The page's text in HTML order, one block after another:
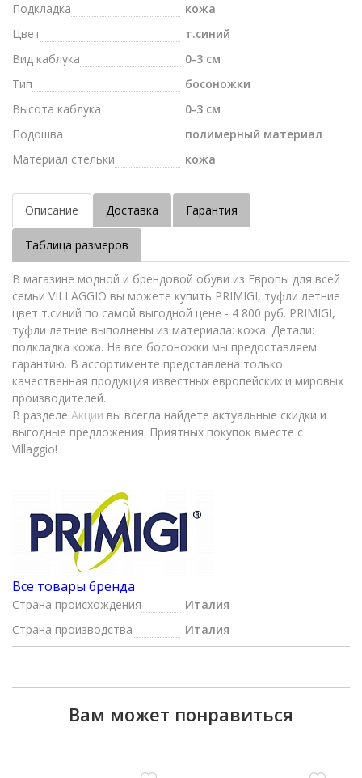
Подкладка
кожа
Цвет
т.синий
Вид каблука
0-3 см
Тип
босоножки
Высота каблука
0-3 см
Подошва
полимерный материал
Материал стельки
кожа
Описание Доставка Гарантия
Таблица размеров
В магазине модной и брендовой обуви из Европы для всей
семьи VILLAGGIO вы можете купить PRIMIGI, туфли летние
цвет т.синий по самой выгодной цене - 4 800 руб. PRIMIGI,
туфли летние выполнены из материала: кожа. Детали:
подкладка кожа. На все босоножки мы предоставляем
гарантию. В ассортименте представлена только
качественная продукция известных европейских и мировых
производителей.
В разделе Акции вы всегда найдете актуальные скидки и
выгодные предложения. Приятных покупок вместе с
Villaggio!
Все товары бренда
Страна происхождения
Италия
Страна производства
Италия
Вам может понравиться